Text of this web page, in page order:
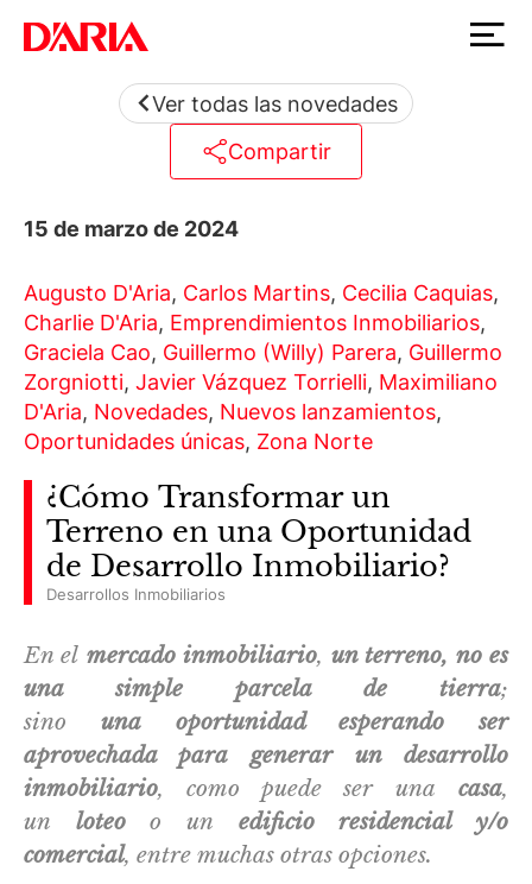
Ver todas las novedades
Compartir
15 de marzo de 2024
Augusto D'Aria, Carlos Martins, Cecilia Caquias,
Charlie D'Aria, Emprendimientos Inmobiliarios,
Graciela Cao, Guillermo (Willy) Parera, Guillermo
Zorgniotti, Javier Vázquez Torrielli, Maximiliano
D'Aria, Novedades, Nuevos lanzamientos,
Oportunidades únicas, Zona Norte
¿Cómo Transformar un
Terreno en una Oportunidad
de Desarrollo Inmobiliario?
Desarrollos Inmobiliarios
En el mercado inmobiliario, un terreno, no es
una simple parcela de tierra;
sino una oportunidad esperando ser
aprovechada para generar un desarrollo
inmobiliario, como puede ser una casa,
un loteoo un edificio residencial y/o
comercial, entre muchas otras opciones.